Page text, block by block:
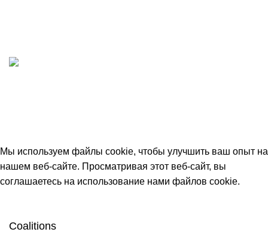
Мы используем файлы cookie, чтобы улучшить ваш опыт на
нашем веб-сайте. Просматривая этот веб-сайт, вы
соглашаетесь на использование нами файлов cookie.
Coalitions